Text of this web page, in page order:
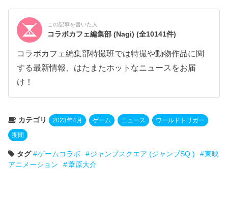
この記事を書いた人
コラボカフェ編集部 (Nagi)(全10141件)
コラボカフェ編集部特撮班では特撮や動物作品に関
する最新情報、はたまたホットなニュースをお届
け！
カテゴリ 2023年4月 ゲーム ニュース ワールドトリガー
期間
タグ ゲームコラボ ジャンプスクエア (ジャンプSQ.)
東映
アニメーション
葦原大介